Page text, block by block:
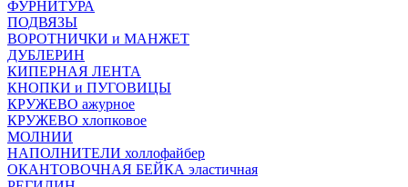
ФУРНИТУРА
ПОДВЯЗЫ
ВОРОТНИЧКИ и МАНЖЕТ
ДУБЛЕРИН
КИПЕРНАЯ ЛЕНТА
КНОПКИ и ПУГОВИЦЫ
КРУЖЕВО ажурное
КРУЖЕВО хлопковое
МОЛНИИ
НАПОЛНИТЕЛИ холлофайбер
ОКАНТОВОЧНАЯ БЕЙКА эластичная